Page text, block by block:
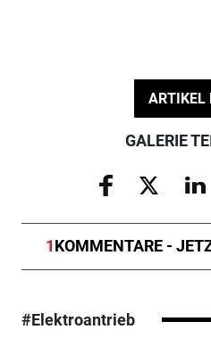
ARTIKEL
GALERIE
1KOMMENTARE -
#Elektroantrieb